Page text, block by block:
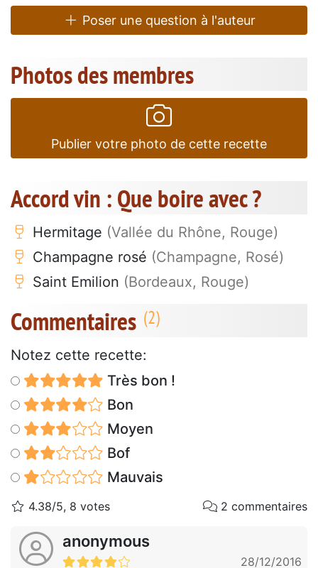
Poser une question à l'auteur
Photos des membres
Publier votre photo de cette recette
Accord vin : Que boire avec ?
Hermitage (Vallée du Rhône, Rouge)
Champagne rosé (Champagne, Rosé)
Saint Emilion (Bordeaux, Rouge)
Commentaires
Notez cette recette:
Très bon !
Bon
Moyen
Bof
Mauvais
4.38/5, 8 votes 2 commentaires
anonymous
28/12/2016